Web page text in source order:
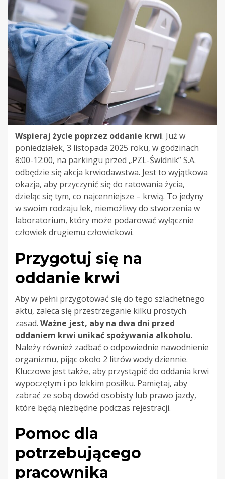
Wspieraj życie poprzez oddanie krwi. Już w
poniedziałek, 3 listopada 2025 roku, w godzinach
8:00-12:00, na parkingu przed „PZL-Świdnik” S.A.
odbędzie się akcja krwiodawstwa. Jest to wyjątkowa
okazja, aby przyczynić się do ratowania życia,
dzieląc się tym, co najcenniejsze – krwią. To jedyny
w swoim rodzaju lek, niemożliwy do stworzenia w
laboratorium, który może podarować wyłącznie
człowiek drugiemu człowiekowi.
Przygotuj się na
oddanie krwi
Aby w pełni przygotować się do tego szlachetnego
aktu, zaleca się przestrzeganie kilku prostych
zasad. Ważne jest, aby na dwa dni przed
oddaniem krwi unikać spożywania alkoholu.
Należy również zadbać o odpowiednie nawodnienie
organizmu, pijąc około 2 litrów wody dziennie.
Kluczowe jest także, aby przystąpić do oddania krwi
wypoczętym i po lekkim posiłku. Pamiętaj, aby
zabrać ze sobą dowód osobisty lub prawo jazdy,
które będą niezbędne podczas rejestracji.
Pomoc dla
potrzebującego
pracownika